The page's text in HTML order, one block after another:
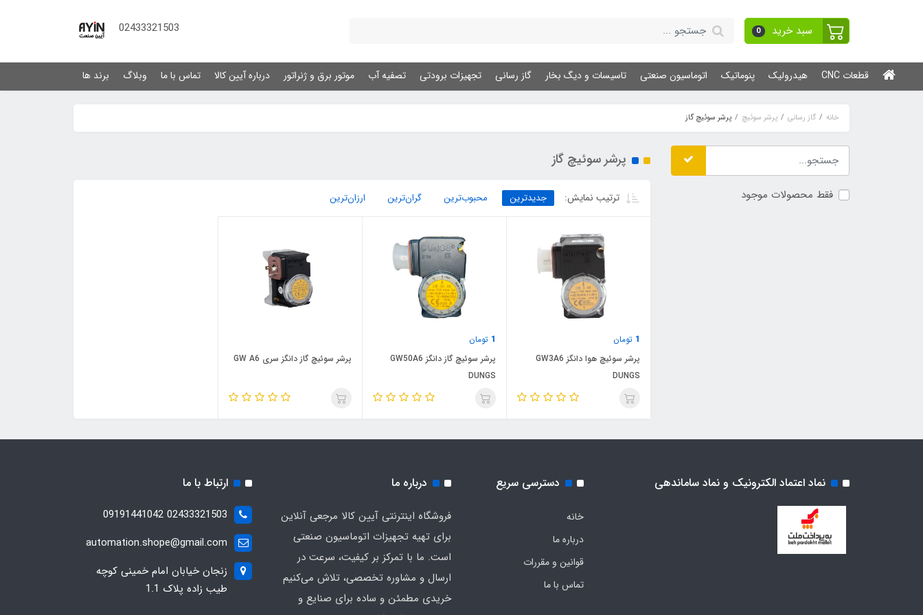
سبد خرید 0
02433321503
قطعات CNC هیدرولیک پنوماتیک اتوماسیون صنعتی تاسیسات و دیگ بخار گاز رسانی تجهیزات برودتی تصفیه آب موتور برق و ژنراتور درباره آیین کالا تماس با ما وبلاگ برند ها
خانه گاز رسانی پرشر سوئیچ پرشر سوئیچ گاز
فقط محصولات موجود
پرشر سوئیچ گاز
ترتیب نمایش: جدیدترین محبوب‌ترین گران‌ترین ارزان‌ترین
1 تومان
پرشر سوئیچ هوا دانگز GW3A6
DUNGS
1 تومان
پرشر سوئیچ گاز دانگز GW50A6
DUNGS
پرشر سوئیچ گاز دانگز سری GW A6
نماد اعتماد الکترونیک و نماد ساماندهی دسترسی سریع
خانه
درباره ما
قوانین و مقررات
تماس با ما
درباره ما
فروشگاه اینترنتی آیین کالا مرجعی آنلاین
برای تهیه تجهیزات اتوماسیون صنعتی
است. ما با تمرکز بر کیفیت، سرعت در
ارسال و مشاوره تخصصی، تلاش می‌کنیم
خریدی مطمئن و ساده برای صنایع و
ارتباط با ما
02433321503 09191441042
automation.shope@gmail.com
زنجان خیابان امام خمینی کوچه
طیب زاده پلاک 1.1